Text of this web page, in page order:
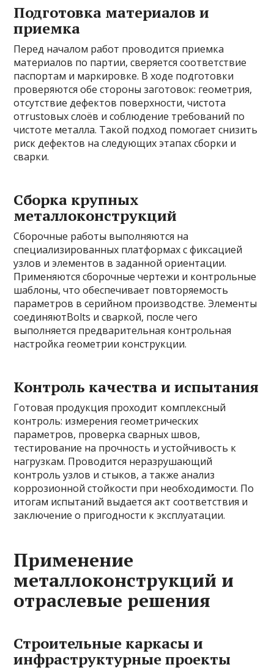
Подготовка материалов и
приемка
Перед началом работ проводится приемка
материалов по партии, сверяется соответствие
паспортам и маркировке. В ходе подготовки
проверяются обе стороны заготовок: геометрия,
отсутствие дефектов поверхности, чистота
отrustовых слоёв и соблюдение требований по
чистоте металла. Такой подход помогает снизить
риск дефектов на следующих этапах сборки и
сварки.
Сборка крупных
металлоконструкций
Сборочные работы выполняются на
специализированных платформах с фиксацией
узлов и элементов в заданной ориентации.
Применяются сборочные чертежи и контрольные
шаблоны, что обеспечивает повторяемость
параметров в серийном производстве. Элементы
соединяютBolts и сваркой, после чего
выполняется предварительная контрольная
настройка геометрии конструкции.
Контроль качества и испытания
Готовая продукция проходит комплексный
контроль: измерения геометрических
параметров, проверка сварных швов,
тестирование на прочность и устойчивость к
нагрузкам. Проводится неразрушающий
контроль узлов и стыков, а также анализ
коррозионной стойкости при необходимости. По
итогам испытаний выдается акт соответствия и
заключение о пригодности к эксплуатации.
Применение
металлоконструкций и
отраслевые решения
Строительные каркасы и
инфраструктурные проекты